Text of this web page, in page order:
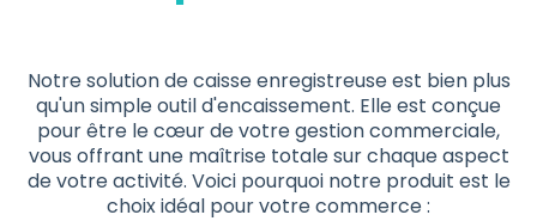
Notre solution de caisse enregistreuse est bien plus
qu'un simple outil d'encaissement. Elle est conçue
pour être le cœur de votre gestion commerciale,
vous offrant une maîtrise totale sur chaque aspect
de votre activité. Voici pourquoi notre produit est le
choix idéal pour votre commerce :